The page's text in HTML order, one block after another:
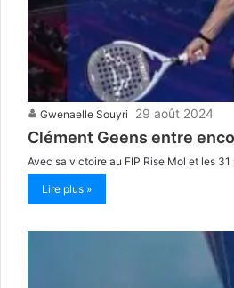
Gwenaelle Souyri 29 août 2024
Clément Geens entre
Avec sa victoire au FIP Rise Mol et les
Lire plus »